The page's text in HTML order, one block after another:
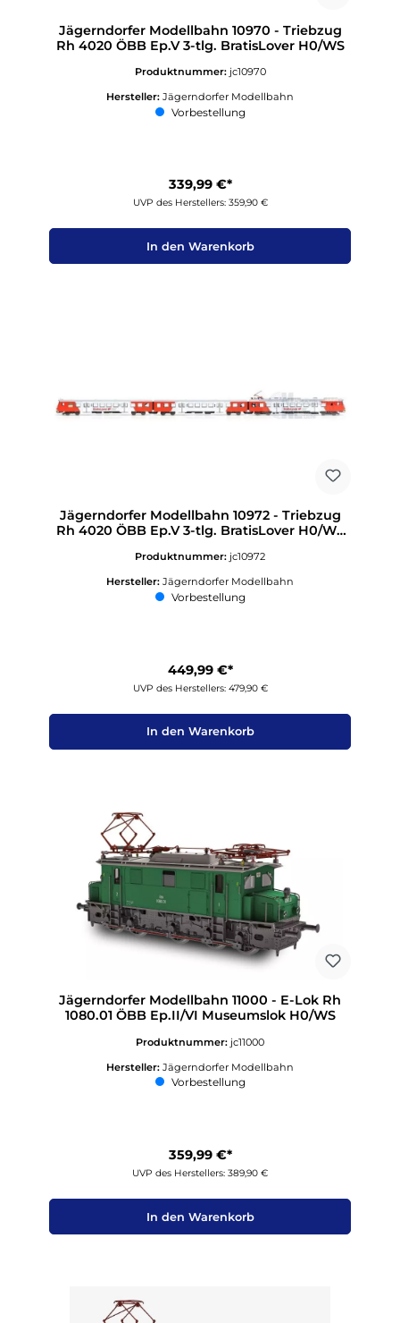
Jägerndorfer Modellbahn 10970 - Triebzug
Rh 4020 ÖBB Ep.V 3-tlg. BratisLover H0/WS
Produktnummer: jc10970
Hersteller: Jägerndorfer Modellbahn
Vorbestellung
339,99 €*
UVP des Herstellers: 359,90 €
In den Warenkorb
Jägerndorfer Modellbahn 10972 - Triebzug
Rh 4020 ÖBB Ep.V 3-tlg. BratisLover H0/WS
Produktnummer: jc10972
Hersteller: Jägerndorfer Modellbahn
Vorbestellung
449,99 €*
UVP des Herstellers: 479,90 €
In den Warenkorb
Jägerndorfer Modellbahn 11000 - E-Lok Rh
1080.01 ÖBB Ep.II/VI Museumslok H0/WS
Produktnummer: jc11000
Hersteller: Jägerndorfer Modellbahn
Vorbestellung
359,99 €*
UVP des Herstellers: 389,90 €
In den Warenkorb